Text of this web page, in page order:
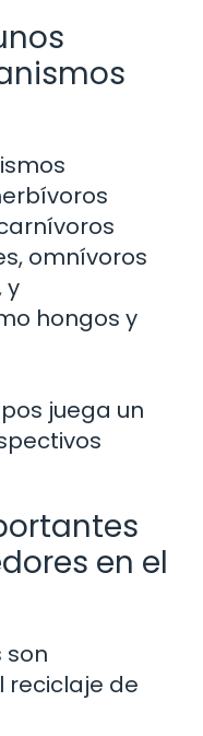
omnívoros
y
hongos y
juega un
en el
son
de